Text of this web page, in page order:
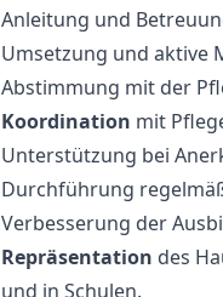
Anleitung und
Umsetzung und aktive
Abstimmung mit der
Koordination mit
Unterstützung bei
Durchführung
Verbesserung der
Repräsentation des
und in Schulen.